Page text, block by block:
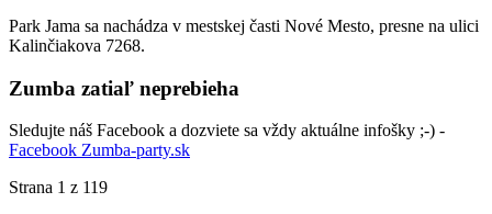
Park Jama sa nachádza v mestskej časti Nové Mesto, presne na ulici
Kalinčiakova 7268.
Zumba zatiaľ neprebieha
Sledujte náš Facebook a dozviete sa vždy aktuálne infošky ;-) -
Facebook Zumba-party.sk
Strana 1 z 119